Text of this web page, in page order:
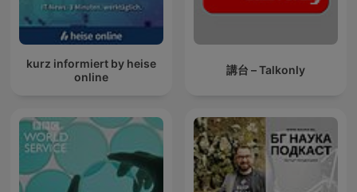
kurz informiert by heise
online
講台 – Talkonly